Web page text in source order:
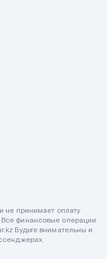
не принимает оплату
финансовые операции
Будьте внимательны и